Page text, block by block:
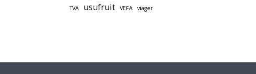
TVA usufruit VEFA viager